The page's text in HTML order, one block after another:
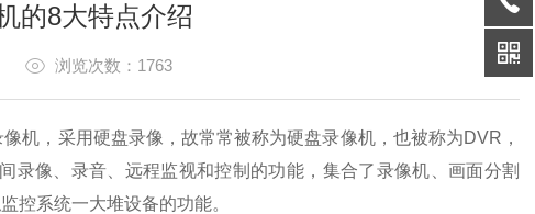
的8大特点介绍
浏览次数：1763
机，采用硬盘录像，故常常被称为硬盘录像机，也被称为DVR，
录像、录音、远程监视和控制的功能，集合了录像机、画面分割
控系统一大堆设备的功能。